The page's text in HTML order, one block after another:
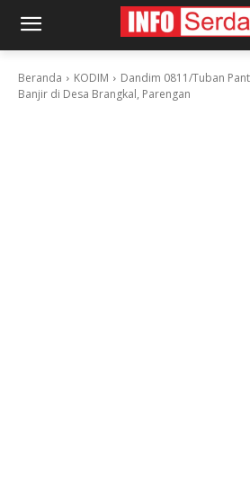
Beranda KODIM
Dandim 0811/Tuban
Banjir di Desa Brangkal, Parengan